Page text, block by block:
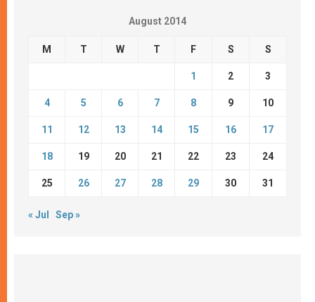
August 2014
M T W T F S S
1 2 3
4 5 6 7 8 9 10
11 12 13 14 15 16 17
18 19 20 21 22 23 24
25 26 27 28 29 30 31
« Jul Sep »